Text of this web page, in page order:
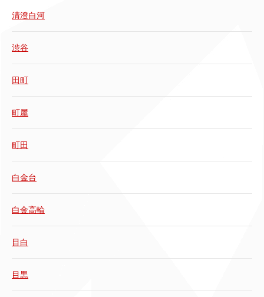
清澄白河
渋谷
田町
町屋
町田
白金台
白金高輪
目白
目黒